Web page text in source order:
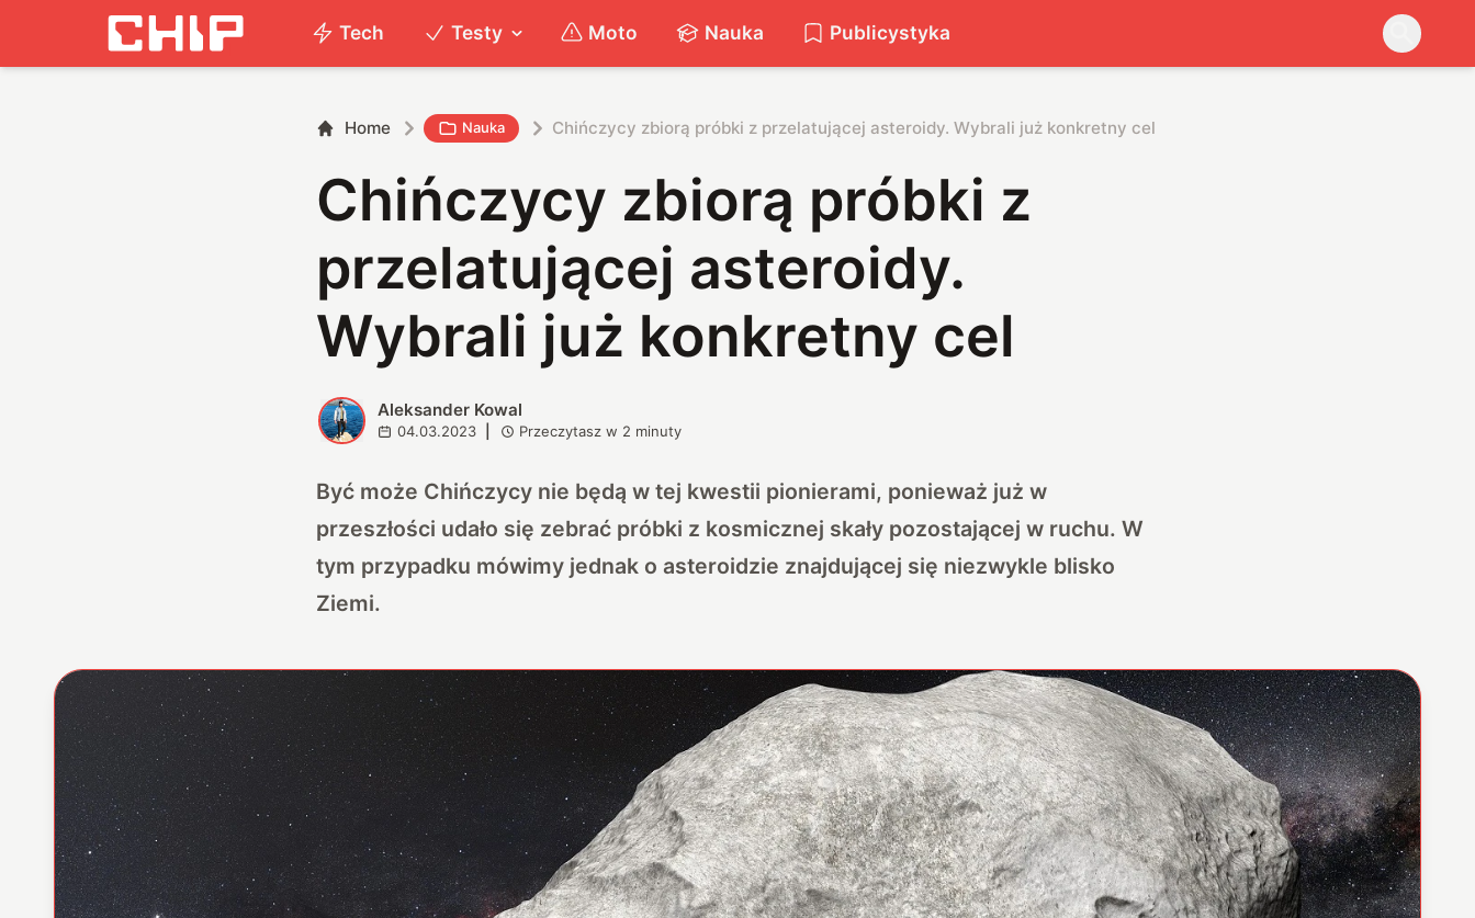
Tech Testy Moto Nauka Publicystyka
Home Nauka Chińczycy zbiorą próbki z przelatującej asteroidy. Wybrali już konkretny cel
Chińczycy zbiorą próbki z
przelatującej asteroidy.
Wybrali już konkretny cel
A Aleksander Kowal
04.03.2023 Przeczytasz w 2 minuty
Być może Chińczycy nie będą w tej kwestii pionierami, ponieważ już w
przeszłości udało się zebrać próbki z kosmicznej skały pozostającej w ruchu. W
tym przypadku mówimy jednak o asteroidzie znajdującej się niezwykle blisko
Ziemi.